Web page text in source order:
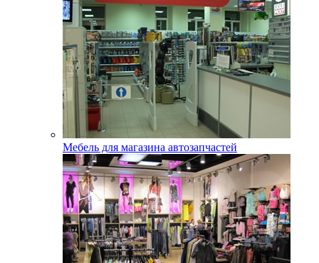
Мебель для магазина автозапчастей